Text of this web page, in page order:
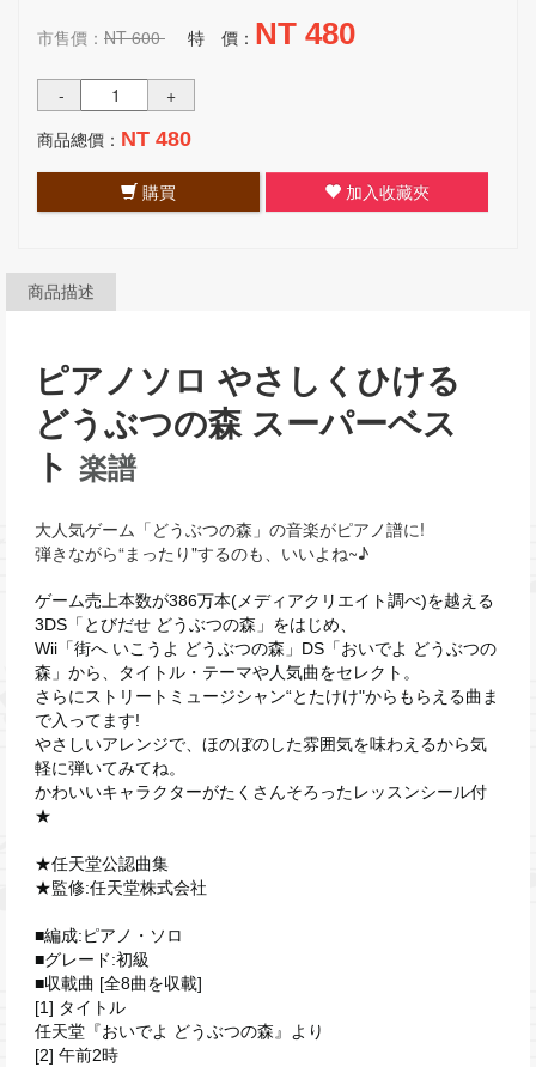
市售價： NT 600 特 價： NT 480
-
+
商品總價： NT 480
購買 加入收藏夾
商品描述
ピアノソロ やさしくひける
どうぶつの森 スーパーベス
ト 楽譜
大人気ゲーム「どうぶつの森」の音楽がピアノ譜に!
弾きながら“まったり"するのも、いいよね~♪
ゲーム売上本数が386万本(メディアクリエイト調べ)を越える
3DS「とびだせ どうぶつの森」をはじめ、
Wii「街へ いこうよ どうぶつの森」DS「おいでよ どうぶつの
森」から、タイトル・テーマや人気曲をセレクト。
さらにストリートミュージシャン“とたけけ"からもらえる曲ま
で入ってます!
やさしいアレンジで、ほのぼのした雰囲気を味わえるから気
軽に弾いてみてね。
かわいいキャラクターがたくさんそろったレッスンシール付
★
★任天堂公認曲集
★監修:任天堂株式会社
■編成:ピアノ・ソロ
■グレード:初級
■収載曲 [全8曲を収載]
[1] タイトル
任天堂『おいでよ どうぶつの森』より
[2] 午前2時